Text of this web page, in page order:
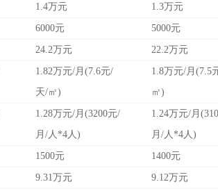
1.4万元 1.3万元
6000元 5000元
24.2万元 22.2万元
1.82万元/月(7.6元/
天/㎡)
1.8万元/月(7.5
㎡)
1.28万元/月(3200元/
月/人*4人)
1.24万元/月
月/人*4人)
1500元 1400元
9.31万元 9.12万元